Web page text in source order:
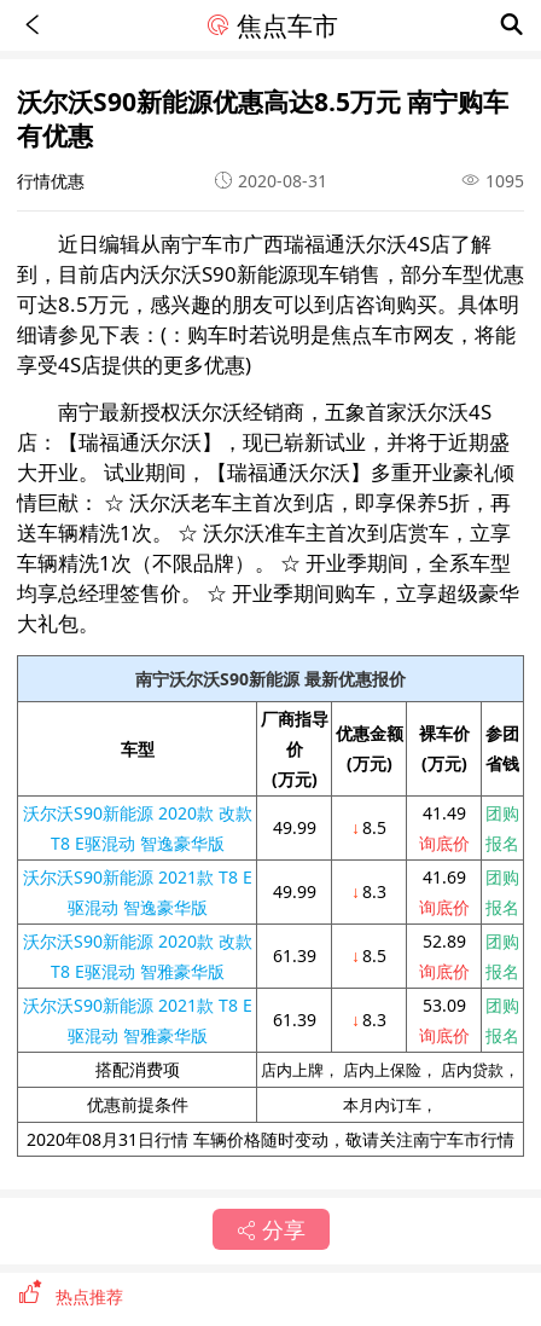
焦点车市
沃尔沃S90新能源优惠高达8.5万元 南宁购车
有优惠
行情优惠 2020-08-31 1095
近日编辑从南宁车市广西瑞福通沃尔沃4S店了解
到，目前店内沃尔沃S90新能源现车销售，部分车型优惠
可达8.5万元，感兴趣的朋友可以到店咨询购买。具体明
细请参见下表：(：购车时若说明是焦点车市网友，将能
享受4S店提供的更多优惠)
南宁最新授权沃尔沃经销商，五象首家沃尔沃4S
店：【瑞福通沃尔沃】，现已崭新试业，并将于近期盛
大开业。 试业期间，【瑞福通沃尔沃】多重开业豪礼倾
情巨献： ☆ 沃尔沃老车主首次到店，即享保养5折，再
送车辆精洗1次。 ☆ 沃尔沃准车主首次到店赏车，立享
车辆精洗1次（不限品牌）。 ☆ 开业季期间，全系车型
均享总经理签售价。 ☆ 开业季期间购车，立享超级豪华
大礼包。
南宁沃尔沃S90新能源 最新优惠报价
车型
厂商指导
价
(万元)
优惠金额
(万元)
裸车价
(万元)
参团
省钱
沃尔沃S90新能源 2020款 改款
T8 E驱混动 智逸豪华版
49.99 ↓ 8.5
41.49
询底价
团购
报名
沃尔沃S90新能源 2021款 T8 E
驱混动 智逸豪华版
49.99 ↓ 8.3
41.69
询底价
团购
报名
沃尔沃S90新能源 2020款 改款
T8 E驱混动 智雅豪华版
61.39 ↓ 8.5
52.89
询底价
团购
报名
沃尔沃S90新能源 2021款 T8 E
驱混动 智雅豪华版
61.39 ↓ 8.3
53.09
询底价
团购
报名
搭配消费项
店内上牌， 店内上保险， 店内贷款，
优惠前提条件 本月内订车，
2020年08月31日行情 车辆价格随时变动，敬请关注南宁车市行情
分享
热点推荐